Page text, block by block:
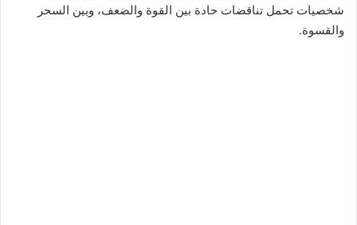
شخصيات تحمل تناقضات حادة بين القوة والضعف، وبين السحر
والقسوة.